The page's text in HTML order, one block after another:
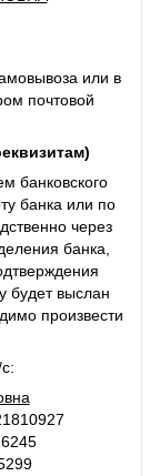
или в
почтовой
банковского
банка или по
через
банка,
будет выслан
произвести